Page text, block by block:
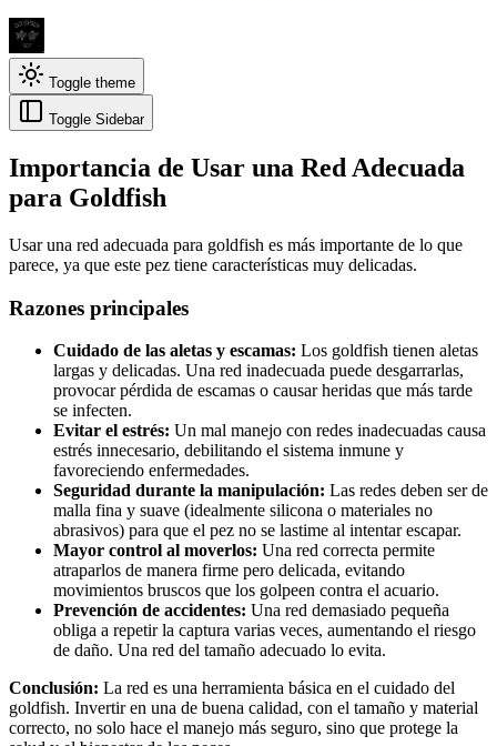
Toggle theme
Toggle Sidebar
Importancia de Usar una Red Adecuada
para Goldfish
Usar una red adecuada para goldfish es más importante de lo que
parece, ya que este pez tiene características muy delicadas.
Razones principales
Cuidado de las aletas y escamas: Los goldfish tienen aletas
largas y delicadas. Una red inadecuada puede desgarrarlas,
provocar pérdida de escamas o causar heridas que más tarde
se infecten.
Evitar el estrés: Un mal manejo con redes inadecuadas causa
estrés innecesario, debilitando el sistema inmune y
favoreciendo enfermedades.
Seguridad durante la manipulación: Las redes deben ser de
malla fina y suave (idealmente silicona o materiales no
abrasivos) para que el pez no se lastime al intentar escapar.
Mayor control al moverlos: Una red correcta permite
atraparlos de manera firme pero delicada, evitando
movimientos bruscos que los golpeen contra el acuario.
Prevención de accidentes: Una red demasiado pequeña
obliga a repetir la captura varias veces, aumentando el riesgo
de daño. Una red del tamaño adecuado lo evita.
Conclusión: La red es una herramienta básica en el cuidado del
goldfish. Invertir en una de buena calidad, con el tamaño y material
correcto, no solo hace el manejo más seguro, sino que protege la